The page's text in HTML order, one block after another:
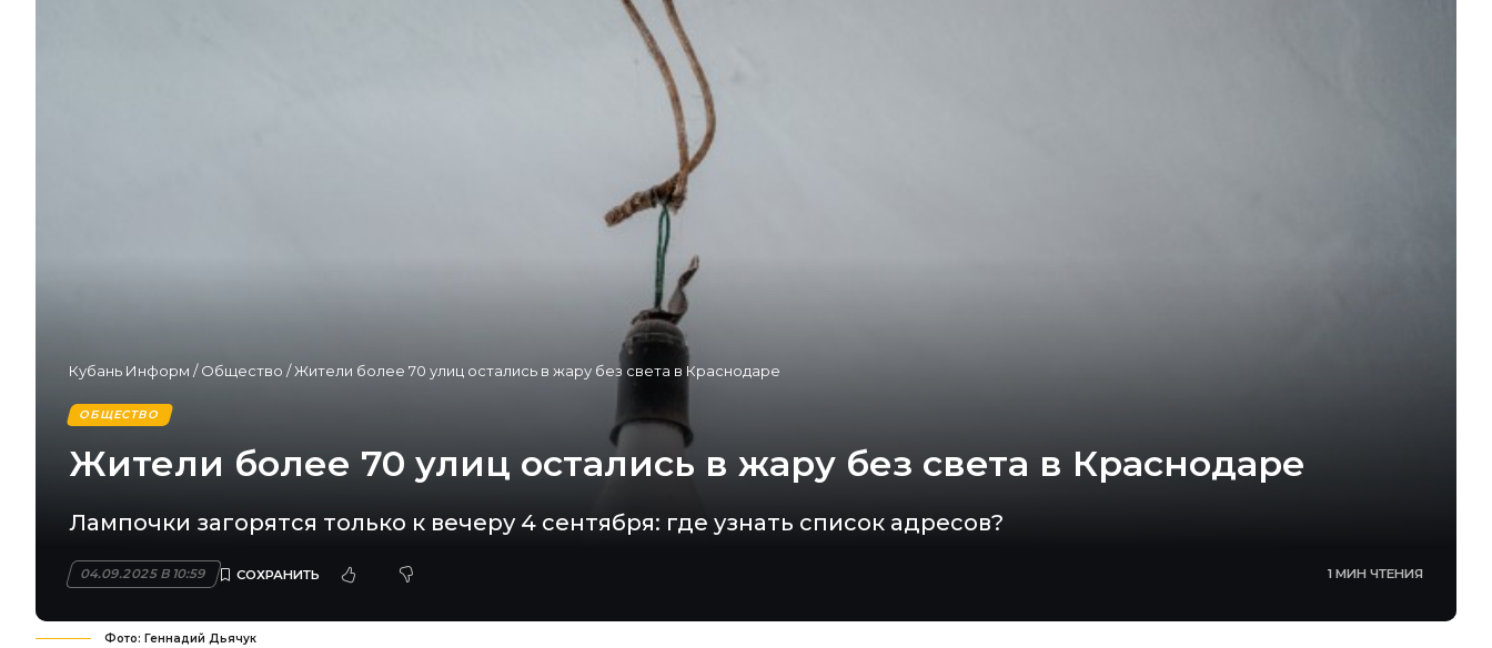
Кубань Информ /Общество /Жители более 70 улиц остались в жару без света в Краснодаре
ОБЩЕСТВО
Жители более 70 улиц остались в жару без света в Краснодаре
Лампочки загорятся только к вечеру 4 сентября: где узнать список адресов?
04.09.2025 В 10:59 1 МИН ЧТЕНИЯ
Фото: Геннадий Дьячук